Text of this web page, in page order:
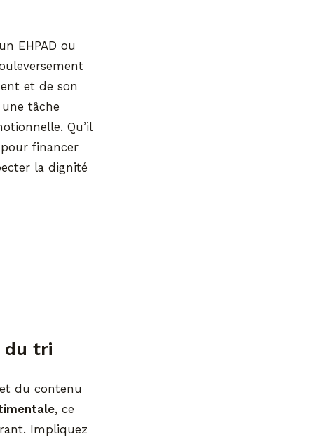
EHPAD ou
et de son
tâche
Qu’il
financer
la dignité
du tri
du contenu
, ce
Impliquez